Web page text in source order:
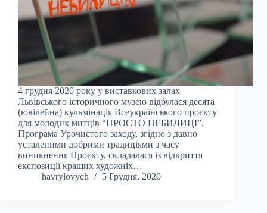
4 грудня 2020 року у виставкових залах
Львівського історичного музею відбулася десята
(ювілейна) кульмінація Всеукраїнського проєкту
для молодих митців “ПРОСТО НЕБИЛИЦІ”.
Програма Урочистого заходу, згідно з давно
усталеними добрими традиціями з часу
виникнення Проєкту, складалася із відкриття
експозиції кращих художніх…
havrylovych
5 Грудня, 2020